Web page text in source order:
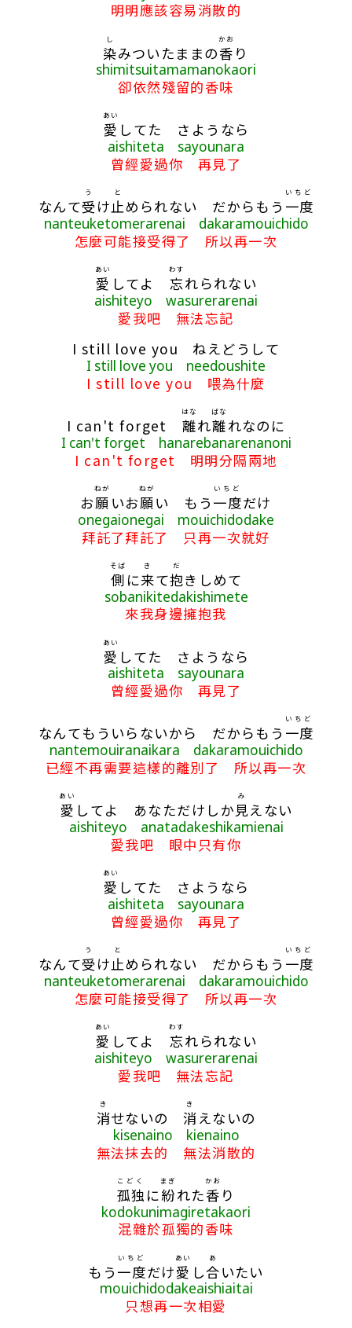
明明應該容易消散的
染
し
みついたままの香
かお
り
shimitsuitamamanokaori
卻依然殘留的香味
愛
あい
してた さようなら
aishiteta sayounara
曾經愛過你 再見了
なんて受
う
け止
と
められない だからもう 一度
いちど
nanteuketomerarenai dakaramouichido
怎麼可能接受得了 所以再一次
愛
あい
してよ 忘
わす
れられない
aishiteyo wasurerarenai
愛我吧 無法忘記
I still love you ねえどうして
I still love you needoushite
I still love you 喂為什麼
I can't forget 離
はな
れ離
ばな
れなのに
I can't forget hanarebanarenanoni
I can't forget 明明分隔兩地
お願
ねが
いお願
ねが
い もう 一度
いちど
だけ
onegaionegai mouichidodake
拜託了拜託了 只再一次就好
側
そば
に来
き
て抱
だ
きしめて
sobanikitedakishimete
來我身邊擁抱我
愛
あい
してた さようなら
aishiteta sayounara
曾經愛過你 再見了
なんてもういらないから だからもう 一度
いちど
nantemouiranaikara dakaramouichido
已經不再需要這樣的離別了 所以再一次
愛
あい
してよ あなただけしか見
み
えない
aishiteyo anatadakeshikamienai
愛我吧 眼中只有你
愛
あい
してた さようなら
aishiteta sayounara
曾經愛過你 再見了
なんて受
う
け止
と
められない だからもう 一度
いちど
nanteuketomerarenai dakaramouichido
怎麼可能接受得了 所以再一次
愛
あい
してよ 忘
わす
れられない
aishiteyo wasurerarenai
愛我吧 無法忘記
消
き
せないの消
き
えないの
kisenaino kienaino
無法抹去的 無法消散的
孤独
こどく
に紛
まぎ
れた香
かお
り
kodokunimagiretakaori
混雜於孤獨的香味
もう 一度
いちど
だけ愛
あい
し合
あ
いたい
mouichidodakeaishiaitai
只想再一次相愛